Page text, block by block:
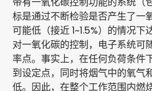
标是通过不断检验是否产生了一
可能低（接近 1~1.5%）的情况
对一氧化碳的控制，电子系统可
率点。事实上，在任何负荷条件
到设定点，同时将烟气中的氧气
低。因此，在整个工作范围内燃